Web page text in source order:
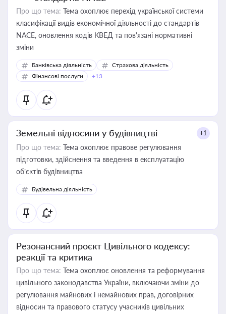
Про що тема: Тема охоплює перехід української системи
класифікації видів економічної діяльності до стандартів
NACE, оновлення кодів КВЕД та пов'язані нормативні
зміни
Банківська діяльність
Страхова діяльність
Фінансові послуги
+13
Земельні відносини у будівництві +1
Про що тема: Тема охоплює правове регулювання
підготовки, здійснення та введення в експлуатацію
об’єктів будівництва
Будівельна діяльність
Резонансний проєкт Цивільного кодексу:
реакції та критика
Про що тема: Тема охоплює оновлення та реформування
цивільного законодавства України, включаючи зміни до
регулювання майнових і немайнових прав, договірних
відносин та правового статусу учасників цивільних